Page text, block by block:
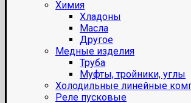
Химия
Хладоны
Масла
Другое
Медные изделия
Труба
Муфты, тройники, углы
Холодильные линейные
Реле пусковые